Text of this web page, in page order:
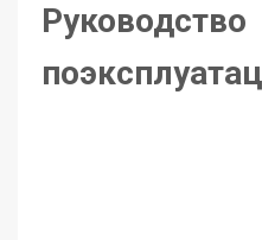
Руководство